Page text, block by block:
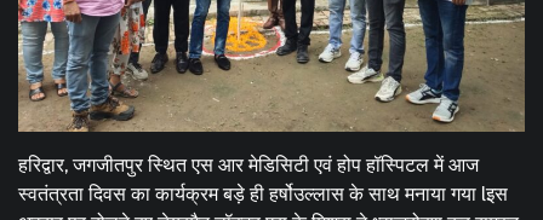
हरिद्वार, जगजीतपुर स्थित एस आर मेडिसिटी एवं होप हॉस्पिटल में आज
स्वतंत्रता दिवस का कार्यक्रम बड़े ही हर्षोउल्लास के साथ मनाया गया lइस